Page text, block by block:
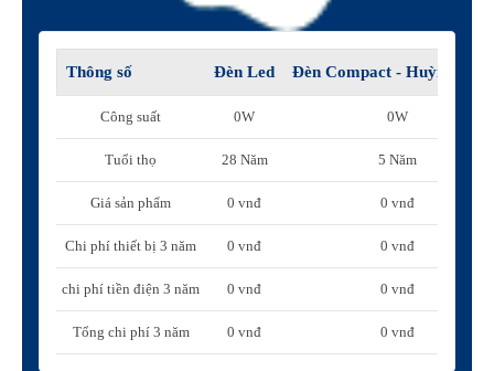
Thông số Đèn Led Đèn Compact - Huỳnh
Công suất
Tuổi thọ
Giá sản phẩm
Chi phí thiết bị 3 năm
chi phí tiền điện 3 năm
Tổng chi phí 3 năm
0W
28 Năm
0 vnđ
0 vnđ
0 vnđ
0 vnđ
0W
5 Năm
0 vnđ
0 vnđ
0 vnđ
0 vnđ